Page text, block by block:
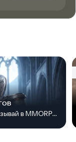
Убивай богов, подчиняй и призывай в MMORPG!